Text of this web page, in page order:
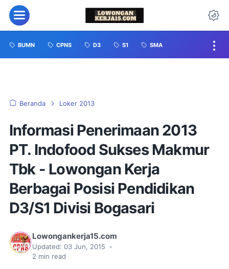
BUMN CPNS D3 S1 SMA
Beranda Loker 2013
Informasi Penerimaan 2013
PT. Indofood Sukses Makmur
Tbk - Lowongan Kerja
Berbagai Posisi Pendidikan
D3/S1 Divisi Bogasari
Lowongankerja15.com
Updated: 03 Jun, 2015
•
2 min read